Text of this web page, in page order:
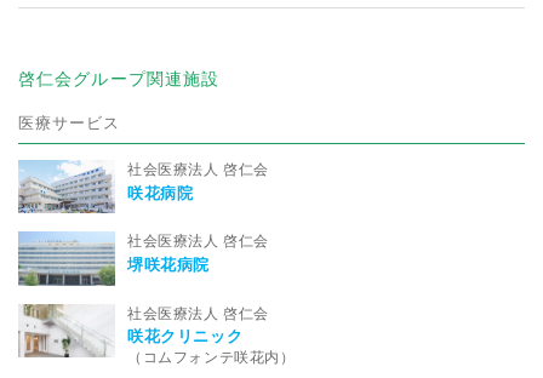
啓仁会グループ関連施設
医療サービス
社会医療法人 啓仁会
咲花病院
社会医療法人 啓仁会
堺咲花病院
社会医療法人 啓仁会
咲花クリニック
（コムフォンテ咲花内）